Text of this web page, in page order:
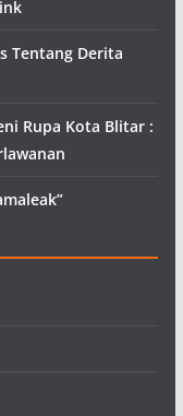
Tentang Derita
Rupa Kota Blitar :